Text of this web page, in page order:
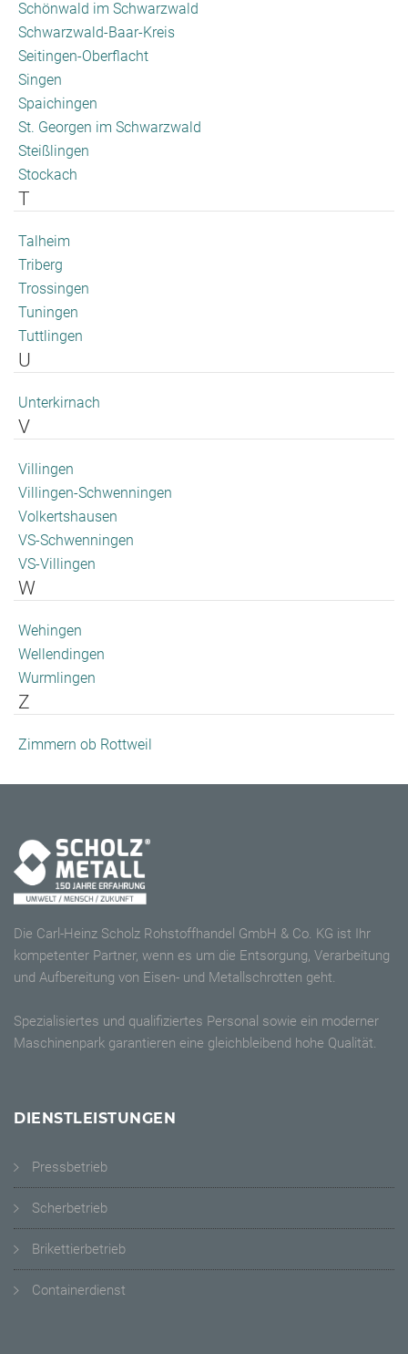
Schönwald im Schwarzwald
Schwarzwald-Baar-Kreis
Seitingen-Oberflacht
Singen
Spaichingen
St. Georgen im Schwarzwald
Steißlingen
Stockach
T
Talheim
Triberg
Trossingen
Tuningen
Tuttlingen
U
Unterkirnach
V
Villingen
Villingen-Schwenningen
Volkertshausen
VS-Schwenningen
VS-Villingen
W
Wehingen
Wellendingen
Wurmlingen
Z
Zimmern ob Rottweil
Die Carl-Heinz Scholz Rohstoffhandel GmbH & Co. KG ist Ihr
kompetenter Partner, wenn es um die Entsorgung, Verarbeitung
und Aufbereitung von Eisen- und Metallschrotten geht.
Spezialisiertes und qualifiziertes Personal sowie ein moderner
Maschinenpark garantieren eine gleichbleibend hohe Qualität.
DIENSTLEISTUNGEN
Pressbetrieb
Scherbetrieb
Brikettierbetrieb
Containerdienst